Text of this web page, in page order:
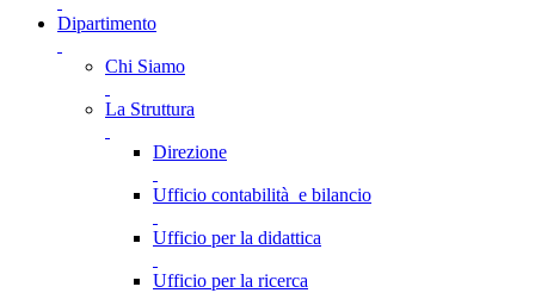
Dipartimento
Chi Siamo
La Struttura
Direzione
Ufficio contabilità e bilancio
Ufficio per la didattica
Ufficio per la ricerca